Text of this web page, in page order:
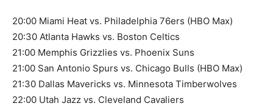
20:00 Miami Heat vs. Philadelphia 76ers (HBO Max)
20:30 Atlanta Hawks vs. Boston Celtics
21:00 Memphis Grizzlies vs. Phoenix Suns
21:00 San Antonio Spurs vs. Chicago Bulls (HBO Max)
21:30 Dallas Mavericks vs. Minnesota Timberwolves
22:00 Utah Jazz vs. Cleveland Cavaliers